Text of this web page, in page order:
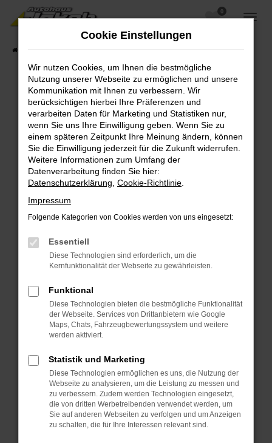
Zum
Hauptinhalt
0
Fehler: Network Error
Beim Laden ist ein Fehler aufgetreten.
Hier sind ein paar Tipps, die dir helfen können:
Überprüfe deine Firewall und deine
Internetverbindung.
Laden andere Webseiten, zum Beispiel deine
Suchmaschine?
Prüfe deine Browsererweiterungen.
Manche Erweiterungen, wie Werbeblocker,
können das Laden bestimmter Seiten
verhindern. Funktioniert die Seite in einem
Fenster?
Starte dein Gerät neu.
Das kann manchmal helfen, vorübergehende
Probleme zu beheben.
Betriebssystem auf dem neuesten Stand
sind.
Veraltete Software birgt nicht nur ein
Sicherheitsrisiko, sondern kann auch dazu
führen, dass bestimmte Funktionen nicht mehr
unterstützt werden.
Cookie Einstellungen
Wir nutzen Cookies, um Ihnen die bestmögliche
Nutzung unserer Webseite zu ermöglichen und unsere
Kommunikation mit Ihnen zu verbessern. Wir
berücksichtigen hierbei Ihre Präferenzen und
verarbeiten Daten für Marketing und Statistiken nur,
wenn Sie uns Ihre Einwilligung geben. Wenn Sie zu
einem späteren Zeitpunkt Ihre Meinung ändern, können
Sie die Einwilligung jederzeit für die Zukunft widerrufen.
Weitere Informationen zum Umfang der
Datenverarbeitung finden Sie hier:
Datenschutzerklärung Cookie-Richtlinie
Impressum
Folgende Kategorien von Cookies werden von uns eingesetzt:
Essentiell
Diese Technologien sind erforderlich, um die
Kernfunktionalität der Webseite zu gewährleisten.
Funktional
Diese Technologien bieten die bestmögliche Funktionalität
der Webseite. Services von Drittanbietern wie Google
Maps, Chats, Fahrzeugbewertungssystem und weitere
werden aktiviert.
Statistik und Marketing
Diese Technologien ermöglichen es uns, die Nutzung der
Webseite zu analysieren, um die Leistung zu messen und
zu verbessern. Zudem werden Technologien eingesetzt,
die von dritten Werbetreibenden verwendet werden, um
Sie auf anderen Webseiten zu verfolgen und um Anzeigen
zu schalten, die für Ihre Interessen relevant sind.